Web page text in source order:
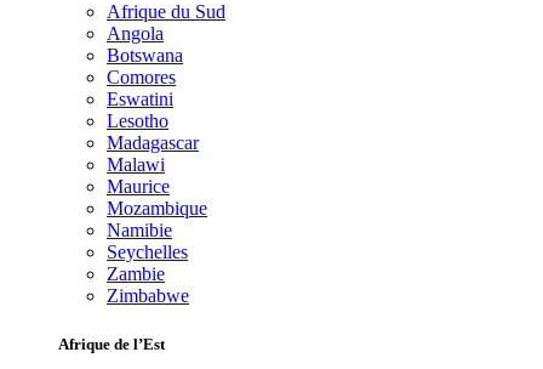
Afrique du Sud
Angola
Botswana
Comores
Eswatini
Lesotho
Madagascar
Malawi
Maurice
Mozambique
Namibie
Seychelles
Zambie
Zimbabwe
Afrique de l’Est